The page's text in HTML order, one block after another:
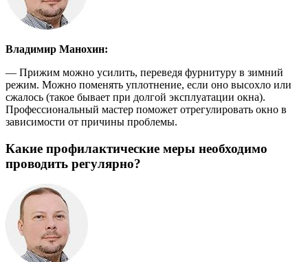
Владимир Манохин:
— Прижим можно усилить, переведя фурнитуру в зимний
режим. Можно поменять уплотнение, если оно высохло или
сжалось (такое бывает при долгой эксплуатации окна).
Профессиональный мастер поможет отрегулировать окно в
зависимости от причины проблемы.
Какие профилактические меры необходимо
проводить регулярно?